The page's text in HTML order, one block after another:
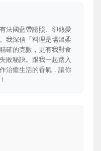
法國藍帶證照、卻熱愛
我深信「料理是場溫柔
確的克數，更有我對食
敗秘訣。跟我一起踏入
治癒生活的香氣，讓你